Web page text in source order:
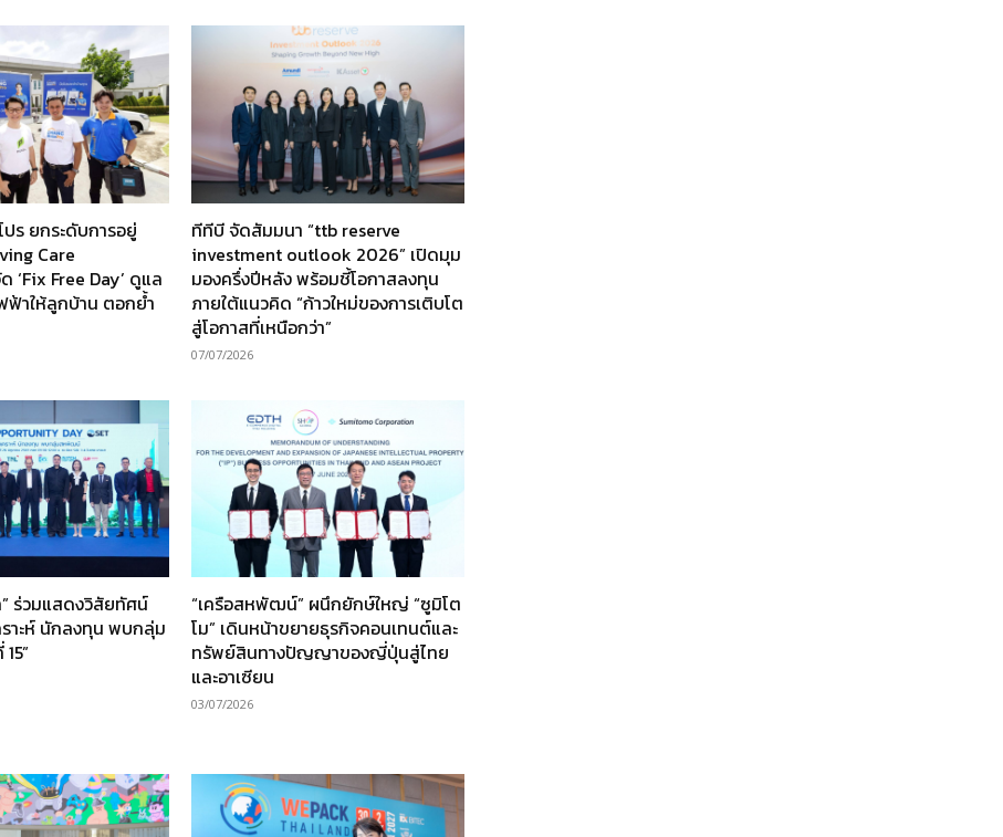
ร ยกระดับการอยู่
Care
‘Fix Free Day’ ดูแล
ฟ้าให้ลูกบ้าน ตอกย้ำ
ทีทีบี จัดสัมมนา “ttb reserve
investment outlook 2026” เปิดมุม
มองครึ่งปีหลัง พร้อมชี้โอกาสลงทุน
ภายใต้แนวคิด “ก้าวใหม่ของการเติบโต
สู่โอกาสที่เหนือกว่า”
07/07/2026
ร่วมแสดงวิสัยทัศน์
ราะห์ นักลงทุน พบกลุ่ม
“เครือสหพัฒน์” ผนึกยักษ์ใหญ่ “ซูมิโต
โม” เดินหน้าขยายธุรกิจคอนเทนต์และ
ทรัพย์สินทางปัญญาของญี่ปุ่นสู่ไทย
และอาเซียน
03/07/2026